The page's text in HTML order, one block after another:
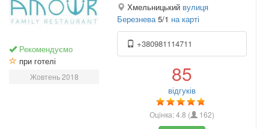
Рекомендуємо
при готелі
Жовтень 2018
Хмельницький вулиця
Березнева 5/1 на карті
+380981114711
85
відгуків
Оцінка:4.8 ( 162)